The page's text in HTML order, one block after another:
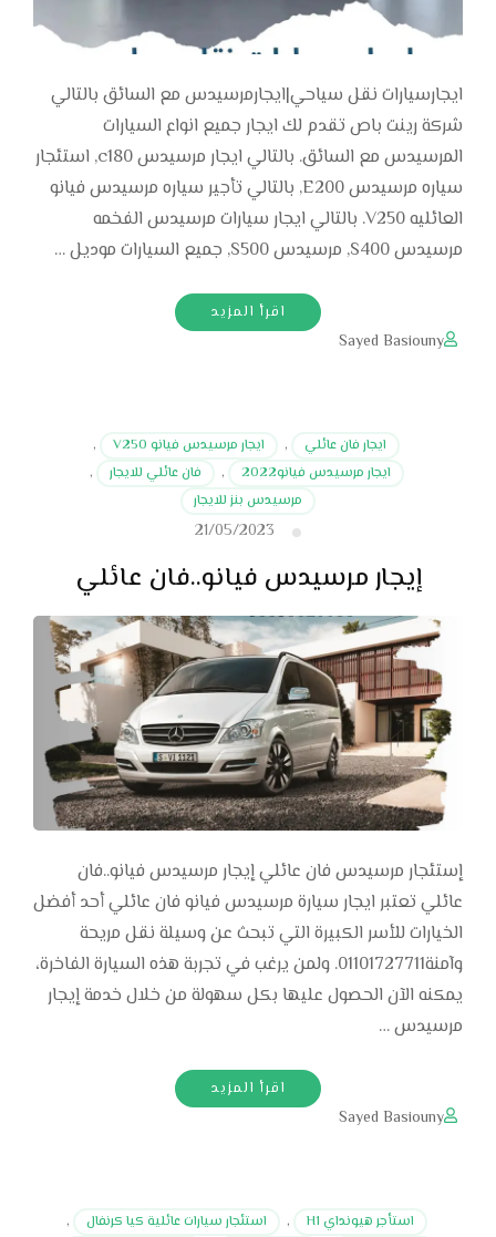
ايجارسيارات نقل سياحي|ايجارمرسيدس مع السائق بالتالي
شركة رينت باص تقدم لك ايجار جميع انواع السيارات
المرسيدس مع السائق. بالتالي ايجار مرسيدس c180, استئجار
سياره مرسيدس E200, بالتالي تأجير سياره مرسيدس فيانو
العائليه V250. بالتالي ايجار سيارات مرسيدس الفخمه
مرسيدس S400, مرسيدس S500, جميع السيارات موديل …
اقرأ المزيد
Sayed Basiouny
ايجار فان عائلي , ايجار مرسيدس فيانو V250
,
ايجار مرسيدس فيانو2022
, فان عائلي للايجار
,
مرسيدس بنز للايجار
21/05/2023
إيجار مرسيدس فيانو..فان عائلي
إستئجار مرسيدس فان عائلي إيجار مرسيدس فيانو..فان
عائلي تعتبر ايجار سيارة مرسيدس فيانو فان عائلي أحد أفضل
الخيارات للأسر الكبيرة التي تبحث عن وسيلة نقل مريحة
وآمنة01101727711. ولمن يرغب في تجربة هذه السيارة الفاخرة،
يمكنه الآن الحصول عليها بكل سهولة من خلال خدمة إيجار
مرسيدس …
اقرأ المزيد
Sayed Basiouny
استأجر هيونداي H1 , استئجار سيارات عائلية كيا كرنفال
,